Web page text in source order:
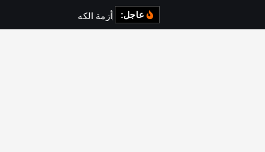
عاجل: أزمة ا كه رباء في